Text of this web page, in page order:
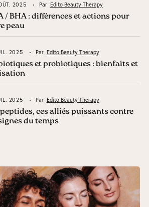
2025 Par Edito Beauty Therapy
/ BHA : différences et actions pour
peau
2025 Par Edito Beauty Therapy
et probiotiques : bienfaits et
2025 Par Edito Beauty Therapy
peptides, ces alliés puissants contre
du temps